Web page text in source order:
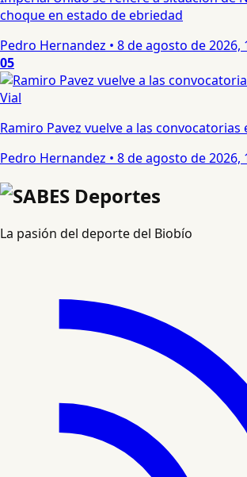
choque en estado de ebriedad
Pedro Hernandez • 8 de agosto de 2026,
05
Ramiro Pavez vuelve a las convocatorias
Pedro Hernandez • 8 de agosto de 2026,
La pasión del deporte del Biobío